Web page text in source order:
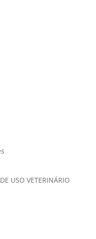
USO VETERINÁRIO